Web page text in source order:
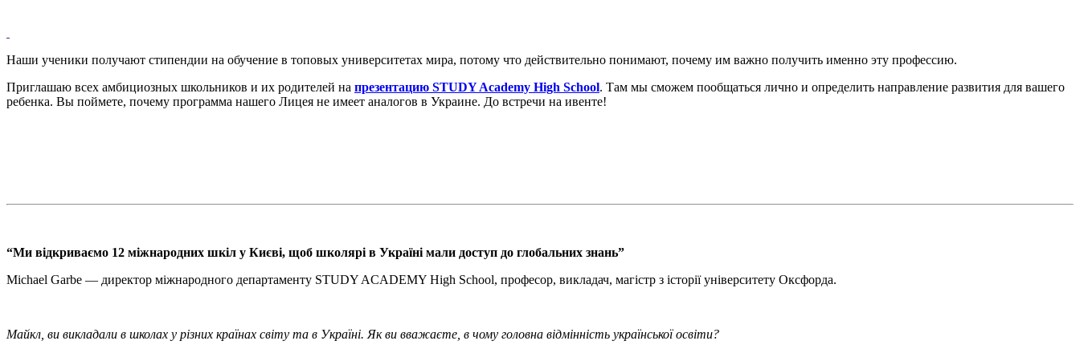
Наши ученики получают стипендии на обучение в топовых университетах мира, потому что действительно понимают, почему им важно получить именно эту профессию.
Приглашаю всех амбициозных школьников и их родителей на презентацию STUDY Academy High School. Там мы сможем пообщаться лично и определить направление развития для вашего
ребенка. Вы поймете, почему программа нашего Лицея не имеет аналогов в Украине. До встречи на ивенте!
“Ми відкриваємо 12 міжнародних шкіл у Києві, щоб школярі в Україні мали доступ до глобальних знань”
Michael Garbe — директор міжнародного департаменту STUDY ACADEMY High School, професор, викладач, магістр з історії університету Оксфорда.
Майкл, ви викладали в школах у різних країнах світу та в Україні. Як ви вважаєте, в чому головна відмінність української освіти?